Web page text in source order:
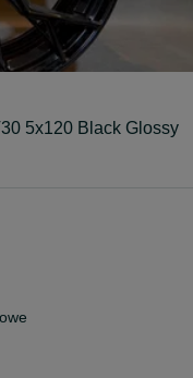
5x120 Black Glossy